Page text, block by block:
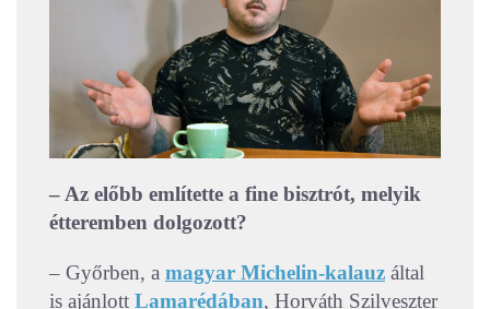
– Az előbb említette a fine bisztrót, melyik
étteremben dolgozott?
– Győrben, a magyar Michelin-kalauz által
is ajánlott Lamarédában, Horváth Szilveszter